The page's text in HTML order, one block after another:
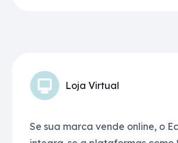
Loja Virtual
Se sua marca vende online, o